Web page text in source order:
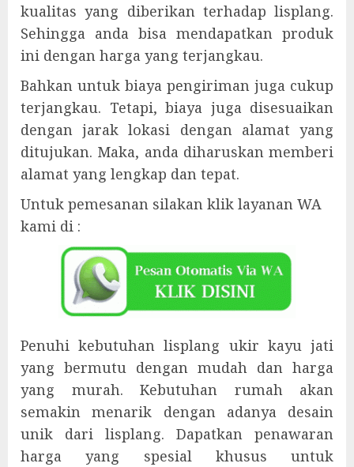
kualitas yang diberikan terhadap lisplang.
Sehingga anda bisa mendapatkan produk
ini dengan harga yang terjangkau.
Bahkan untuk biaya pengiriman juga cukup
terjangkau. Tetapi, biaya juga disesuaikan
dengan jarak lokasi dengan alamat yang
ditujukan. Maka, anda diharuskan memberi
alamat yang lengkap dan tepat.
Untuk pemesanan silakan klik layanan WA
kami di :
Penuhi kebutuhan lisplang ukir kayu jati
yang bermutu dengan mudah dan harga
yang murah. Kebutuhan rumah akan
semakin menarik dengan adanya desain
unik dari lisplang. Dapatkan penawaran
harga yang spesial khusus untuk